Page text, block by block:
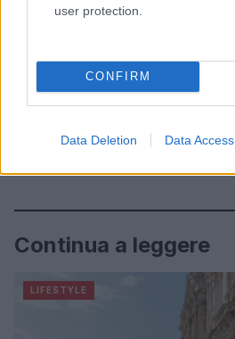
user protection.
CONFIRM
Data Deletion Data Access
Continua a leggere
LIFESTYLE